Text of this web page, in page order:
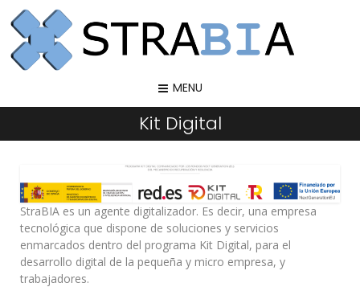
MENU
Kit Digital
StraBIA es un agente digitalizador. Es decir, una empresa
tecnológica que dispone de soluciones y servicios
enmarcados dentro del programa Kit Digital, para el
desarrollo digital de la pequeña y micro empresa, y
trabajadores.